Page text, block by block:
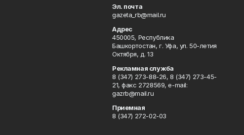
Эл. почта
gazeta_rb@mail.ru
Адрес
450005, Республика
Башкортостан, г. Уфа, ул. 50-летия
Октября, д. 13
Рекламная служба
8 (347) 273-88-26, 8 (347) 273-45-
21, факс 2728569, e-mail:
gazrb@mail.ru
Приемная
8 (347) 272-02-03